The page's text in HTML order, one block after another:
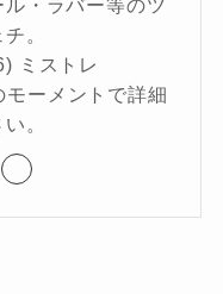
・ラバー等のツ
。
ミストレ
ーメントで詳細
。